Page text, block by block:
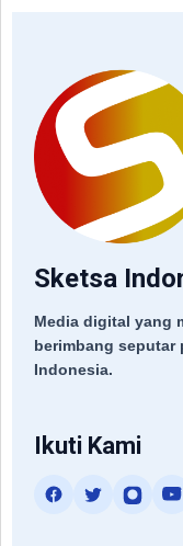
Sketsa
Media digital yang
berimbang seputar
Indonesia.
Ikuti Kami